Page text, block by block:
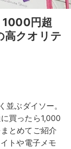
1000円超
高クオリテ
並ぶダイソー。
買ったら1,000
とめてご紹介
トや電子メモ